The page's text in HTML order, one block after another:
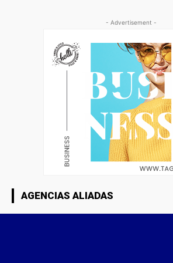
- Advertisement -
AGENCIAS ALIADAS